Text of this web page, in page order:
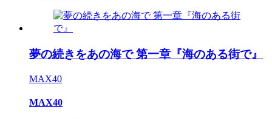
夢の続きをあの海で 第一章『海のある街で』
MAX40
MAX40